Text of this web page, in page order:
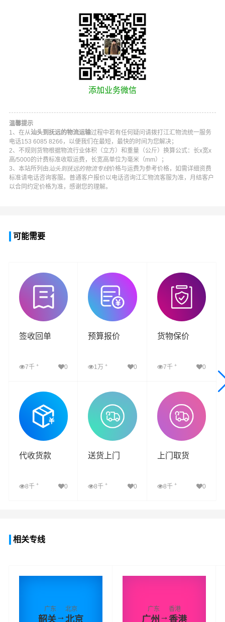
添加业务微信
温馨提示
1、在从汕头到抚远的物流运输过程中若有任何疑问请拨打 江汇物流统一服务
电话153 6085 8266 ，以便我们在最短，最快的时间为您解决；
2、不规则货物根据物流行业体积（立方）和重量（公斤）换算公式：长x宽x
高/5000的计费标准收取运费，长宽高单位为毫米（mm）；
3、本站所列由汕头到抚远的物流专线价格与运费为参考价格，如需详细资费
标准请电话咨询客服。普通客户报价以电话咨询江汇物流客服为准，月结客户
以合同约定价格为准，感谢您的理解。
可能需要
签收回单
7千 + 0
查看详细
预算报价
1万+ 0
查看详细
货物保价
7千 + 0
查看详细
代收货款
8千 + 0
送货上门
8千+ 0
上门取货
8千 + 0
相关专线
广东
韶关→
北京
北京
广东
广州 →
香港
香港